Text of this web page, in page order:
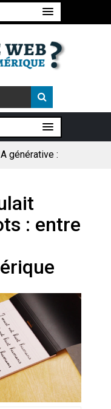
générative :
qui
« à
plantent-
lecture
moraliser le
polémique
contre l’IA
: entre